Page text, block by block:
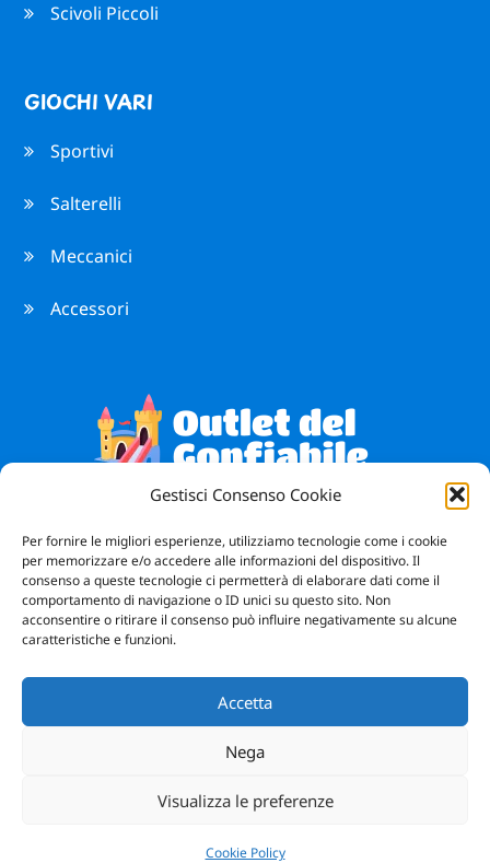
Gestisci Consenso Cookie
Per fornire le migliori esperienze, utilizziamo tecnologie come i cookie
per memorizzare e/o accedere alle informazioni del dispositivo. Il
consenso a queste tecnologie ci permetterà di elaborare dati come il
comportamento di navigazione o ID unici su questo sito. Non
acconsentire o ritirare il consenso può influire negativamente su alcune
caratteristiche e funzioni.
Accetta
Nega
Visualizza le preferenze
Cookie Policy
Scivoli Piccoli
GIOCHI VARI
Sportivi
Salterelli
Meccanici
Accessori
Vendita Giochi Gonfiabili
Bergamo
Facebook Instagram WhatsApp
Outlet del Gonfiabile Copyright © 2023
Design by nftitalia.dev